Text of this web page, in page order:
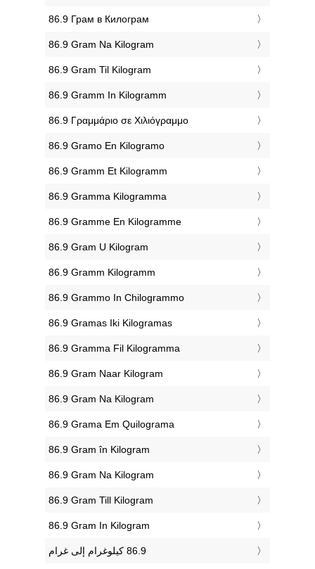
‎86.9 Грам в Килограм
‎86.9 Gram Na Kilogram
‎86.9 Gram Til Kilogram
‎86.9 Gramm In Kilogramm
‎86.9 Γραμμάριο σε Χιλιόγραμμο
‎86.9 Gramo En Kilogramo
‎86.9 Gramm Et Kilogramm
‎86.9 Gramma Kilogramma
‎86.9 Gramme En Kilogramme
‎86.9 Gram U Kilogram
‎86.9 Gramm Kilogramm
‎86.9 Grammo In Chilogrammo
‎86.9 Gramas Iki Kilogramas
‎86.9 Gramma Fil Kilogramma
‎86.9 Gram Naar Kilogram
‎86.9 Gram Na Kilogram
‎86.9 Grama Em Quilograma
‎86.9 Gram în Kilogram
‎86.9 Gram Na Kilogram
‎86.9 Gram Till Kilogram
‎86.9 Gram In Kilogram